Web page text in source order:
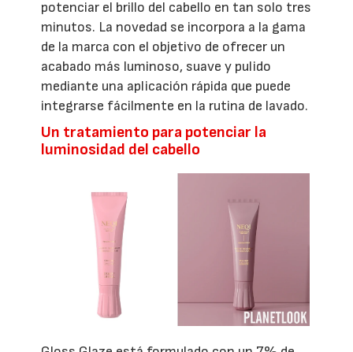
potenciar el brillo del cabello en tan solo tres
minutos. La novedad se incorpora a la gama
de la marca con el objetivo de ofrecer un
acabado más luminoso, suave y pulido
mediante una aplicación rápida que puede
integrarse fácilmente en la rutina de lavado.
Un tratamiento para potenciar la
luminosidad del cabello